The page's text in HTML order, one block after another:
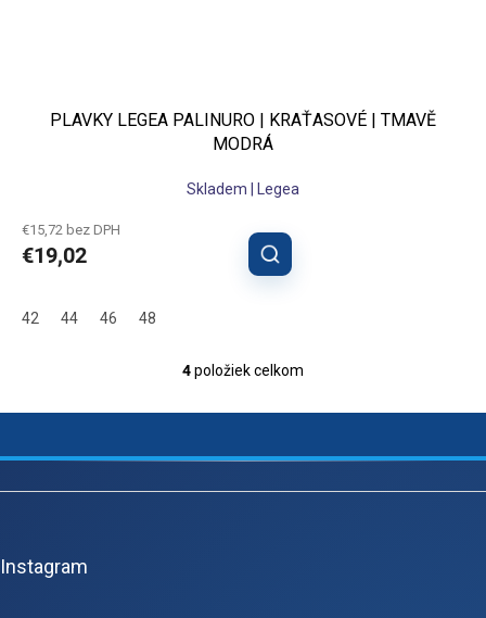
PLAVKY LEGEA PALINURO | KRAŤASOVÉ | TMAVĚ
MODRÁ
Skladem | Legea
€15,72 bez DPH
€19,02
42 44 46 48
O
d
4položiek celkom
Z
p
Instagram